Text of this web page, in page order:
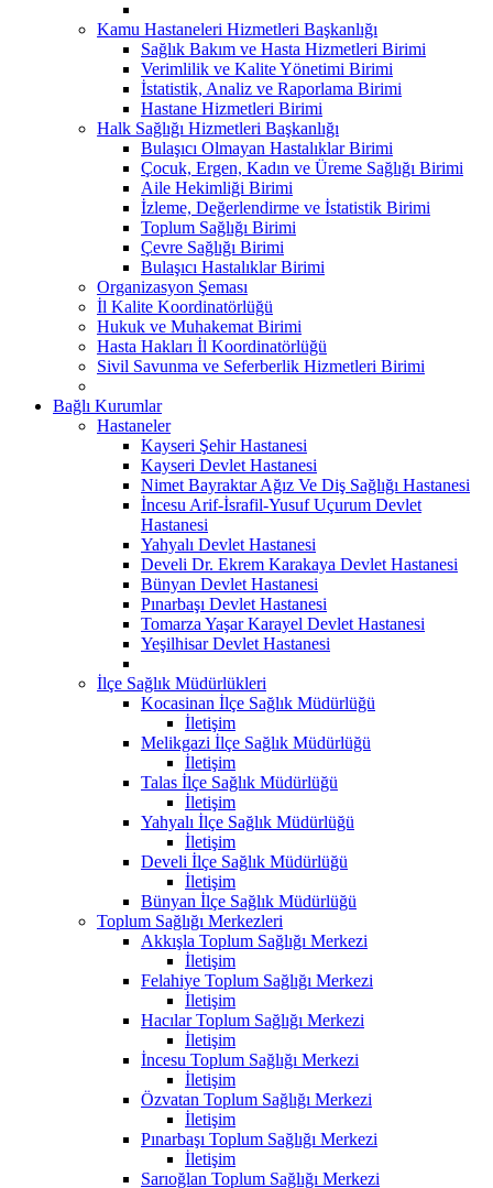
Kamu Hastaneleri Hizmetleri Başkanlığı
Sağlık Bakım ve Hasta Hizmetleri Birimi
Verimlilik ve Kalite Yönetimi Birimi
İstatistik, Analiz ve Raporlama Birimi
Hastane Hizmetleri Birimi
Halk Sağlığı Hizmetleri Başkanlığı
Bulaşıcı Olmayan Hastalıklar Birimi
Çocuk, Ergen, Kadın ve Üreme Sağlığı Birimi
Aile Hekimliği Birimi
İzleme, Değerlendirme ve İstatistik Birimi
Toplum Sağlığı Birimi
Çevre Sağlığı Birimi
Bulaşıcı Hastalıklar Birimi
Organizasyon Şeması
İl Kalite Koordinatörlüğü
Hukuk ve Muhakemat Birimi
Hasta Hakları İl Koordinatörlüğü
Sivil Savunma ve Seferberlik Hizmetleri Birimi
Bağlı Kurumlar
Hastaneler
Kayseri Şehir Hastanesi
Kayseri Devlet Hastanesi
Nimet Bayraktar Ağız Ve Diş Sağlığı Hastanesi
İncesu Arif-İsrafil-Yusuf Uçurum Devlet
Hastanesi
Yahyalı Devlet Hastanesi
Develi Dr. Ekrem Karakaya Devlet Hastanesi
Bünyan Devlet Hastanesi
Pınarbaşı Devlet Hastanesi
Tomarza Yaşar Karayel Devlet Hastanesi
Yeşilhisar Devlet Hastanesi
İlçe Sağlık Müdürlükleri
Kocasinan İlçe Sağlık Müdürlüğü
İletişim
Melikgazi İlçe Sağlık Müdürlüğü
İletişim
Talas İlçe Sağlık Müdürlüğü
İletişim
Yahyalı İlçe Sağlık Müdürlüğü
İletişim
Develi İlçe Sağlık Müdürlüğü
İletişim
Bünyan İlçe Sağlık Müdürlüğü
Toplum Sağlığı Merkezleri
Akkışla Toplum Sağlığı Merkezi
İletişim
Felahiye Toplum Sağlığı Merkezi
İletişim
Hacılar Toplum Sağlığı Merkezi
İletişim
İncesu Toplum Sağlığı Merkezi
İletişim
Özvatan Toplum Sağlığı Merkezi
İletişim
Pınarbaşı Toplum Sağlığı Merkezi
İletişim
Sarıoğlan Toplum Sağlığı Merkezi